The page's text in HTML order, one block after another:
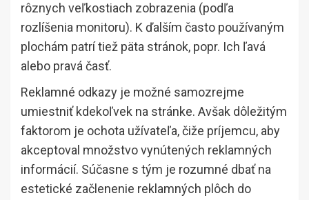
rôznych veľkostiach zobrazenia (podľa
rozlíšenia monitoru). K ďalším často používaným
plochám patrí tiež päta stránok, popr. Ich ľavá
alebo pravá časť.
Reklamné odkazy je možné samozrejme
umiestniť kdekoľvek na stránke. Avšak dôležitým
faktorom je ochota užívateľa, čiže príjemcu, aby
akceptoval množstvo vynútených reklamných
informácií. Súčasne s tým je rozumné dbať na
estetické začlenenie reklamných plôch do